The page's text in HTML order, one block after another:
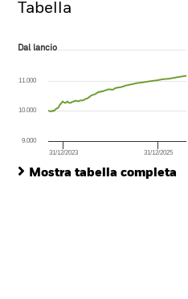
Tabella
Dal lancio
The chart has 1 Y axis displaying
Dal lancio
31/12/2023 31/12/2025
9.000
10.000
11.000
Mostra tabella completa